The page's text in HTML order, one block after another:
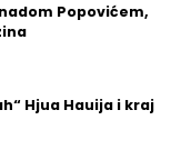
Popovićem,
Hjua Hauija i kraj